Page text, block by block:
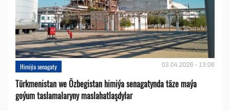
Himiýa senagaty 03.04.2026 - 13:06
Türkmenistan we Özbegistan himiýa senagatynda täze maýa
goýum taslamalaryny maslahatlaşdylar